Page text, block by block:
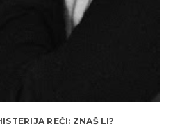
REČI: ZNAŠ LI?